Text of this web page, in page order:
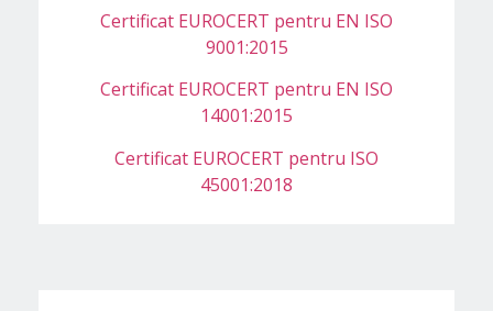
Certificat EUROCERT pentru EN ISO
9001:2015
Certificat EUROCERT pentru EN ISO
14001:2015
Certificat EUROCERT pentru ISO
45001:2018